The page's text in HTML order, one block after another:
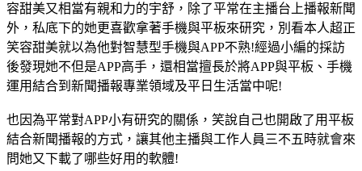
容甜美又相當有親和力的宇舒，除了平常在主播台上播報新聞
外，私底下的她更喜歡拿著手機與平板來研究，別看本人超正
笑容甜美就以為他對智慧型手機與APP不熟!經過小編的採訪
後發現她不但是APP高手，還相當擅長於將APP與平板、手機
運用結合到新聞播報專業領域及平日生活當中呢!
也因為平常對APP小有研究的關係，笑說自己也開啟了用平板
結合新聞播報的方式，讓其他主播與工作人員三不五時就會來
問她又下載了哪些好用的軟體!